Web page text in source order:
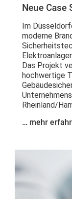
Neue Case
Im
moderne
Das Projekt
hochwertige
Rheinland/
… mehr